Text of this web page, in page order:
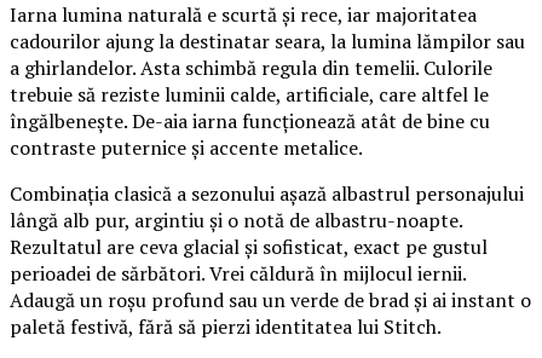
Iarna lumina naturală e scurtă și rece, iar majoritatea
cadourilor ajung la destinatar seara, la lumina lămpilor sau
a ghirlandelor. Asta schimbă regula din temelii. Culorile
trebuie să reziste luminii calde, artificiale, care altfel le
îngălbenește. De-aia iarna funcționează atât de bine cu
contraste puternice și accente metalice.
Combinația clasică a sezonului așază albastrul personajului
lângă alb pur, argintiu și o notă de albastru-noapte.
Rezultatul are ceva glacial și sofisticat, exact pe gustul
perioadei de sărbători. Vrei căldură în mijlocul iernii.
Adaugă un roșu profund sau un verde de brad și ai instant o
paletă festivă, fără să pierzi identitatea lui Stitch.